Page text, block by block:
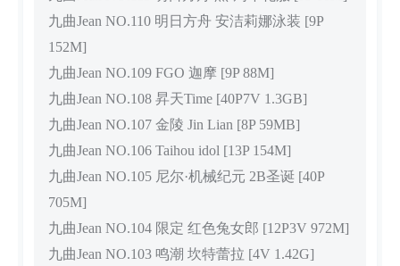
九曲Jean NO.110 明日方舟 安洁莉娜泳装 [9P
152M]
九曲Jean NO.109 FGO 迦摩 [9P 88M]
九曲Jean NO.108 昇天Time [40P7V 1.3GB]
九曲Jean NO.107 金陵 Jin Lian [8P 59MB]
九曲Jean NO.106 Taihou idol [13P 154M]
九曲Jean NO.105 尼尔·机械纪元 2B圣诞 [40P
705M]
九曲Jean NO.104 限定 红色兔女郎 [12P3V 972M]
九曲Jean NO.103 鸣潮 坎特蕾拉 [4V 1.42G]